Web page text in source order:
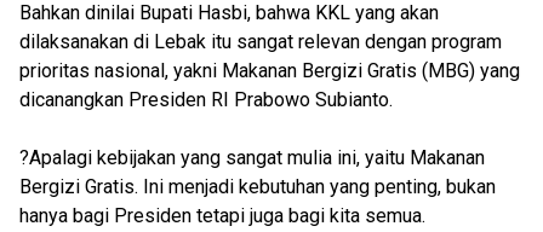
Bahkan dinilai Bupati Hasbi, bahwa KKL yang akan
dilaksanakan di Lebak itu sangat relevan dengan program
prioritas nasional, yakni Makanan Bergizi Gratis (MBG) yang
dicanangkan Presiden RI Prabowo Subianto.
?Apalagi kebijakan yang sangat mulia ini, yaitu Makanan
Bergizi Gratis. Ini menjadi kebutuhan yang penting, bukan
hanya bagi Presiden tetapi juga bagi kita semua.